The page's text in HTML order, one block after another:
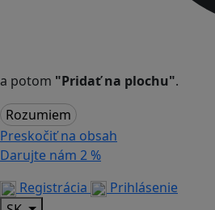
a potom "Pridať na plochu".
Rozumiem
Preskočiť na obsah
Darujte nám 2 %
Registrácia
Prihlásenie